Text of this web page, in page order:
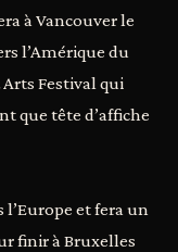
à Vancouver le
l’Amérique du
Festival qui
que tête d’affiche
l’Europe et fera un
finir à Bruxelles